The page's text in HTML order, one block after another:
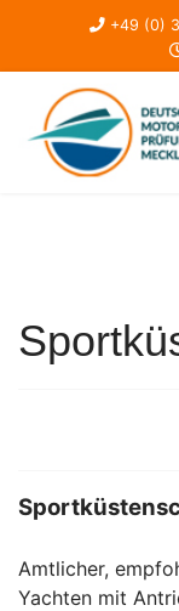
+49 (0)
Amtlicher,
Yachten mit